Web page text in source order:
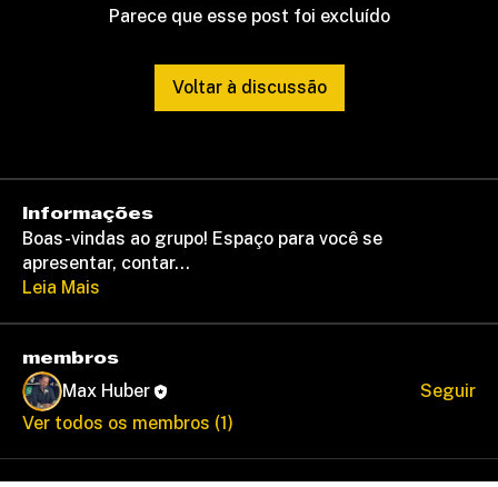
Parece que esse post foi excluído
Voltar à discussão
Informações
Boas-vindas ao grupo! Espaço para você se
apresentar, contar...
Leia Mais
membros
Max Huber
Seguir
Ver todos os membros (1)